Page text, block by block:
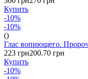
Купить
-10%
-10%
()
Глас вопиющего.
223 грн200.70 грн
Купить
-10%